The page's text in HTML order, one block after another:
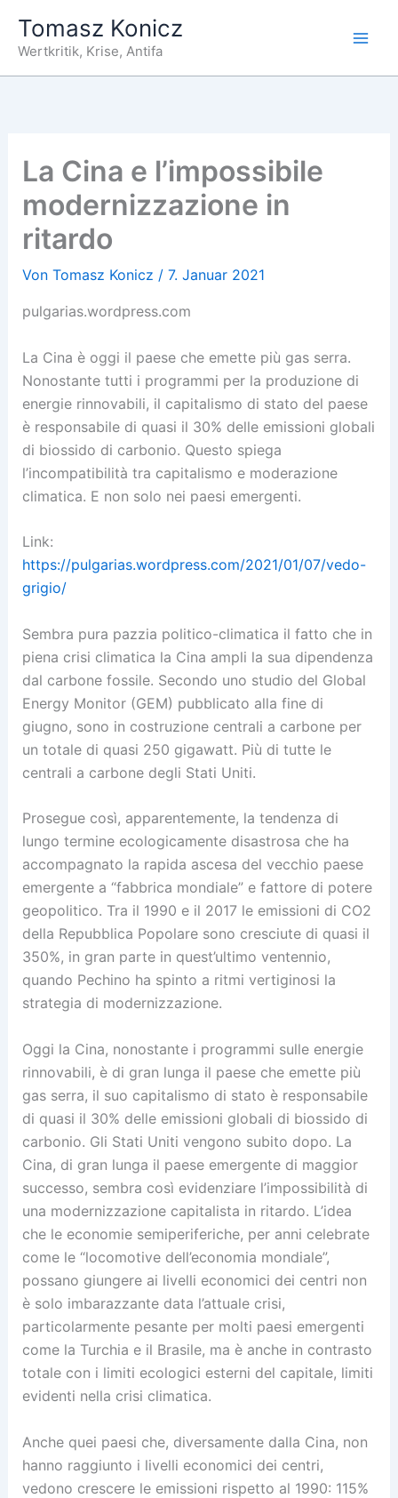
Inhalt
springen
Tomasz Konicz
Wertkritik, Krise, Antifa
La Cina e l’impossibile
modernizzazione in
ritardo
Von Tomasz Konicz / 7. Januar 2021
pulgarias.wordpress.com
La Cina è oggi il paese che emette più gas serra.
Nonostante tutti i programmi per la produzione di
energie rinnovabili, il capitalismo di stato del paese
è responsabile di quasi il 30% delle emissioni globali
di biossido di carbonio. Questo spiega
l’incompatibilità tra capitalismo e moderazione
climatica. E non solo nei paesi emergenti.
Link:
https://pulgarias.wordpress.com/2021/01/07/vedo-
grigio/
Sembra pura pazzia politico-climatica il fatto che in
piena crisi climatica la Cina ampli la sua dipendenza
dal carbone fossile. Secondo uno studio del Global
Energy Monitor (GEM) pubblicato alla fine di
giugno, sono in costruzione centrali a carbone per
un totale di quasi 250 gigawatt. Più di tutte le
centrali a carbone degli Stati Uniti.
Prosegue così, apparentemente, la tendenza di
lungo termine ecologicamente disastrosa che ha
accompagnato la rapida ascesa del vecchio paese
emergente a “fabbrica mondiale” e fattore di potere
geopolitico. Tra il 1990 e il 2017 le emissioni di CO2
della Repubblica Popolare sono cresciute di quasi il
350%, in gran parte in quest’ultimo ventennio,
quando Pechino ha spinto a ritmi vertiginosi la
strategia di modernizzazione.
Oggi la Cina, nonostante i programmi sulle energie
rinnovabili, è di gran lunga il paese che emette più
gas serra, il suo capitalismo di stato è responsabile
di quasi il 30% delle emissioni globali di biossido di
carbonio. Gli Stati Uniti vengono subito dopo. La
Cina, di gran lunga il paese emergente di maggior
successo, sembra così evidenziare l’impossibilità di
una modernizzazione capitalista in ritardo. L’idea
che le economie semiperiferiche, per anni celebrate
come le “locomotive dell’economia mondiale”,
possano giungere ai livelli economici dei centri non
è solo imbarazzante data l’attuale crisi,
particolarmente pesante per molti paesi emergenti
come la Turchia e il Brasile, ma è anche in contrasto
totale con i limiti ecologici esterni del capitale, limiti
evidenti nella crisi climatica.
Anche quei paesi che, diversamente dalla Cina, non
hanno raggiunto i livelli economici dei centri,
vedono crescere le emissioni rispetto al 1990: 115%